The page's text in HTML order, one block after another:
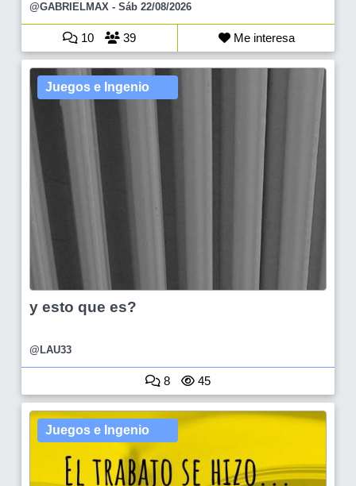
@GABRIELMAX - Sáb 22/08/2026
10 39 Me interesa
Juegos e Ingenio
y esto que es?
@LAU33
8 45
Juegos e Ingenio